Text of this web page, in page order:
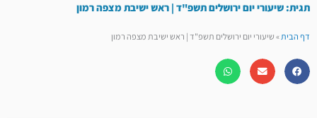
תגית: שיעורי יום ירושלים תשפ"ד | ראש ישיבת מצפה רמון
דף הבית»שיעורי יום ירושלים תשפ"ד | ראש ישיבת מצפה רמון